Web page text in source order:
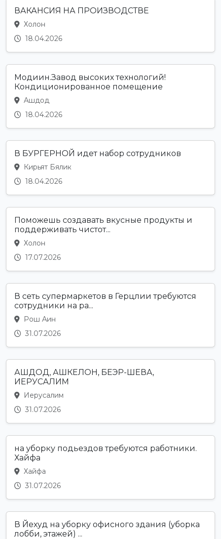
ВАКАНСИЯ НА ПРОИЗВОДСТВЕ
Холон
18.04.2026
Модиин.Завод высоких технологий!
Кондиционированное помещение
Ашдод
18.04.2026
В БУРГЕРНОЙ идет набор сотрудников
Кирьят Бялик
18.04.2026
Поможешь создавать вкусные продукты и
поддерживать чистот...
Холон
17.07.2026
В сеть супермаркетов в Герцлии требуются
сотрудники на ра...
Рош Аин
31.07.2026
АШДОД, АШКЕЛОН, БЕЭР-ШЕВА,
ИЕРУСАЛИМ
Иерусалим
31.07.2026
на уборку подьездов требуются работники.
Хайфа
Хайфа
31.07.2026
В Йехуд на уборку офисного здания (уборка
лобби, этажей) ...